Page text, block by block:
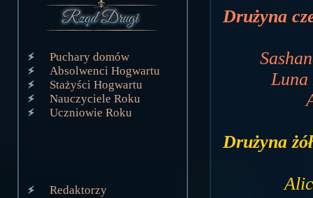
Puchary domów
Absolwenci Hogwartu
Stażyści Hogwartu
Nauczyciele Roku
Uczniowie Roku
Redaktorzy
Drużyna
Luna
Drużyna